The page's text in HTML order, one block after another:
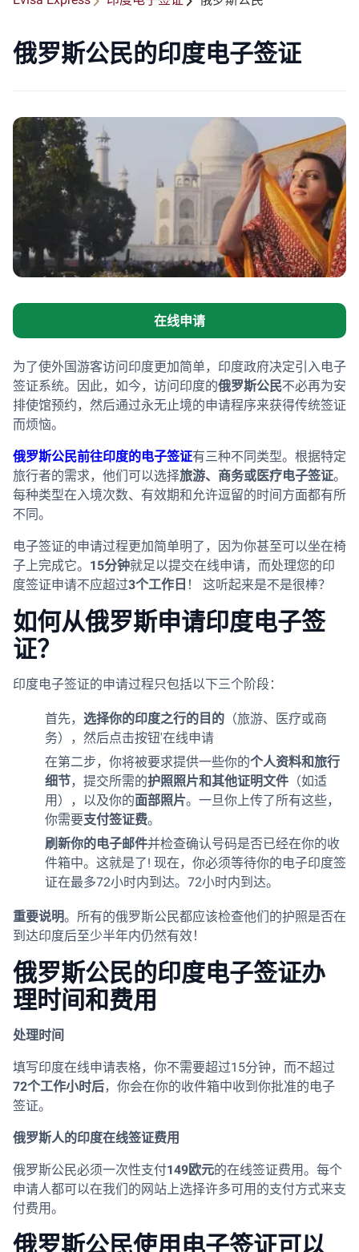
俄罗斯公民的印度电子签证
在线申请
为了使外国游客访问印度更加简单，印度政府决定引入电子
签证系统。因此，如今，访问印度的俄罗斯公民不必再为安
排使馆预约，然后通过永无止境的申请程序来获得传统签证
而烦恼。
俄罗斯公民前往印度的电子签证有三种不同类型。根据特定
旅行者的需求，他们可以选择旅游、商务或医疗电子签证。
每种类型在入境次数、有效期和允许逗留的时间方面都有所
不同。
电子签证的申请过程更加简单明了，因为你甚至可以坐在椅
子上完成它。 15分钟就足以提交在线申请，而处理您的印
度签证申请不应超过3个工作日 ！ 这听起来是不是很棒？
如何从俄罗斯申请印度电子签
证？
印度电子签证的申请过程只包括以下三个阶段：
首先， 选择你的印度之行的目的 （旅游、医疗或商
务），然后点击按钮'在线申请
在第二步，你将被要求提供一些你的个人资料和旅行
细节，提交所需的护照照片和其他证明文件 （如适
用），以及你的面部照片。一旦你上传了所有这些，
你需要支付签证费。
刷新你的电子邮件并检查确认号码是否已经在你的收
件箱中。这就是了! 现在，你必须等待你的电子印度签
证在最多72小时内到达。72小时内到达。
重要说明。所有的俄罗斯公民都应该检查他们的护照是否在
到达印度后至少半年内仍然有效！
俄罗斯公民的印度电子签证办
理时间和费用
处理时间
填写印度在线申请表格，你不需要超过15分钟，而不超过
72个工作小时后，你会在你的收件箱中收到你批准的电子
签证。
俄罗斯人的印度在线签证费用
俄罗斯公民必须一次性支付149欧元的在线签证费用。每个
申请人都可以在我们的网站上选择许多可用的支付方式来支
付费用。
俄罗斯公民使用电子签证可以